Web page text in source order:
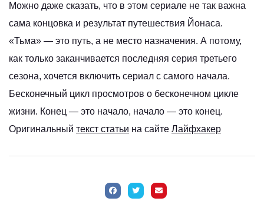
Можно даже сказать, что в этом сериале не так важна
сама концовка и результат путешествия Йонаса.
«Тьма» — это путь, а не место назначения. А потому,
как только заканчивается последняя серия третьего
сезона, хочется включить сериал с самого начала.
Бесконечный цикл просмотров о бесконечном цикле
жизни. Конец — это начало, начало — это конец.
Оригинальный текст статьи на сайте Лайфхакер